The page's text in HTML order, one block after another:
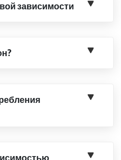
зависимости